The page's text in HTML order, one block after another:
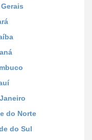
do Norte
do Sul